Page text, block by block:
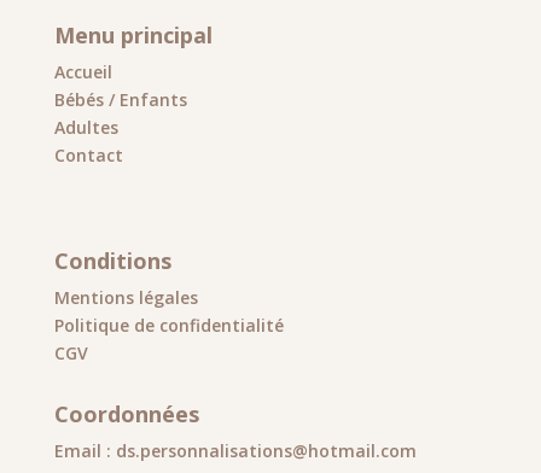
Menu principal
Accueil
Bébés / Enfants
Adultes
Contact
Conditions
Mentions légales
Politique de confidentialité
CGV
Coordonnées
Email : ds.personnalisations@hotmail.com